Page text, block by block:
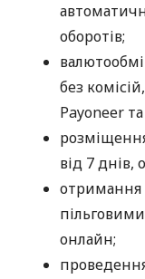
оборотів;
без
Payoneer та
від 7 днів,
отримання
онлайн;